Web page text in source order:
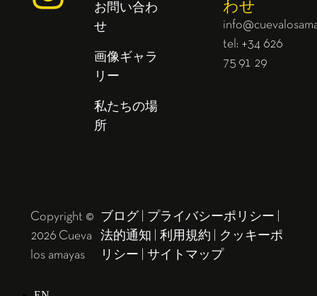
お問い合わ
せ
画像ギャラ
リー
私たちの場
所
わせ
tel: +34 626
75 91 29
Copyright ©
2026 Cueva
los amayas
ブログ プライバシーポリシー
法的通知
|利用規約
クッキーポ
リシー |サイトマップ